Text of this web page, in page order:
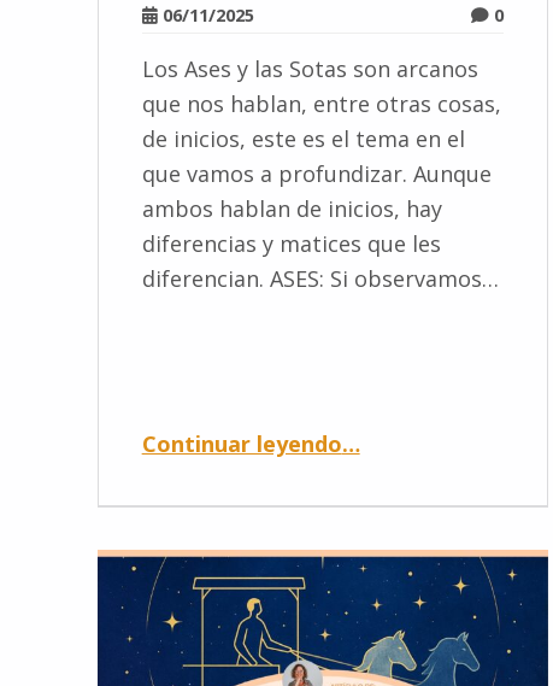
06/11/2025 0
Los Ases y las Sotas son arcanos
que nos hablan, entre otras cosas,
de inicios, este es el tema en el
que vamos a profundizar. Aunque
ambos hablan de inicios, hay
diferencias y matices que les
diferencian. ASES: Si observamos…
Continuar leyendo…